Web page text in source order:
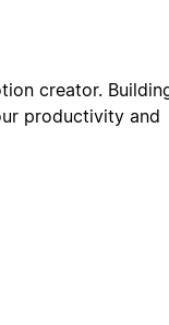
creator.
productivity and